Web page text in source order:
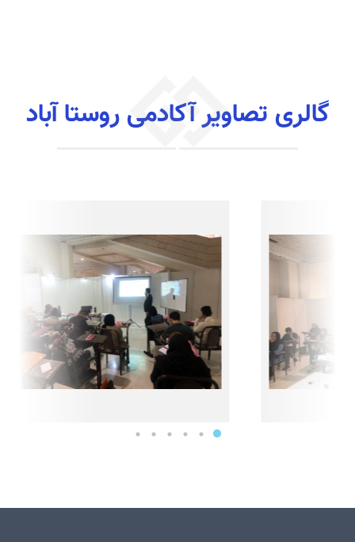
گالری تصاویر آکادمی روستا آباد